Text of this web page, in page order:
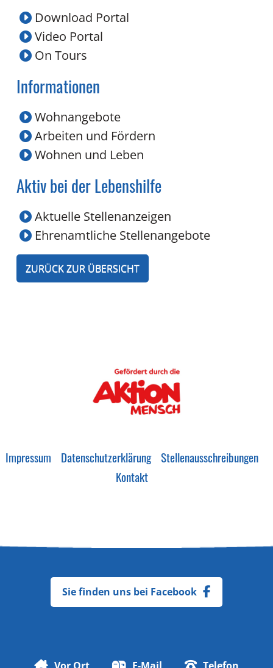
Download Portal
Video Portal
On Tours
Informationen
Wohnangebote
Arbeiten und Fördern
Wohnen und Leben
Aktiv bei der Lebenshilfe
Aktuelle Stellenanzeigen
Ehrenamtliche Stellenangebote
ZURÜCK ZUR ÜBERSICHT
Impressum Datenschutzerklärung Stellenausschreibungen
Kontakt
Sie finden uns bei Facebook